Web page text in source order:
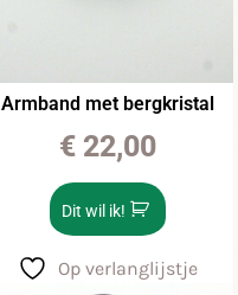
Armband met bergkristal
€22,00
Dit wil ik!
Op verlanglijstje